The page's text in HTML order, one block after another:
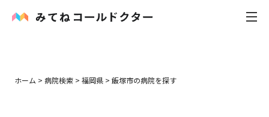
ホーム > 病院検索 > 福岡県 > 飯塚市の病院を探す